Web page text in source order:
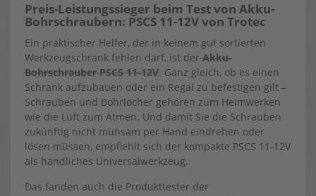
Preis-Leistungssieger beim Test von Akku-
Bohrschraubern: PSCS 11-12V von Trotec
Ein praktischer Helfer, der in keinem gut sortierten
Werkzeugschrank fehlen darf, ist derAkku-
Bohrschrauber PSCS 11-12V. Ganz gleich, ob es einen
Schrank aufzubauen oder ein Regal zu befestigen gilt –
Schrauben und Bohrlöcher gehören zum Heimwerken
wie die Luft zum Atmen. Und damit Sie die Schrauben
zukünftig nicht mühsam per Hand eindrehen oder
lösen müssen, empfiehlt sich der kompakte PSCS 11-12V
als handliches Universalwerkzeug.
Das fanden auch die Produkttester der